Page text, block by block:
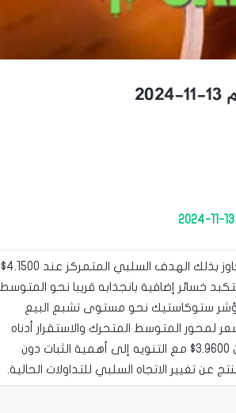
استأنف سعر النحاس الهجوم التصحيحي الهابط ليتجاوز بذلك الهدف السلبي المتمركز عند 4.1500$
خسائر إضافية بانجذابه قريبا نحو المتوسط
4.0500$. كذلك وصول مؤشر ستوكاستيك نحو مستوى تشبع البيع
لمحور المتوسط المتحرك والاستقرار أدناه
قد يفتح باب استهداف محطات سلبية إضافية بدأ من 3.9600$ مع التنويه إلى أهمية الثبات دون